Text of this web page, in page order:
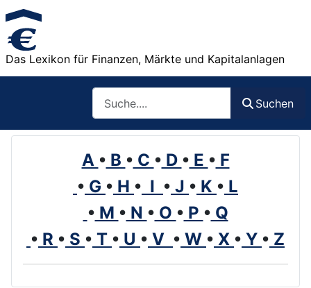
Das Lexikon für Finanzen, Märkte und Kapitalanlagen
Suchen
A • B • C • D • E • F
• G • H • I • J • K • L
• M • N • O • P • Q
• R • S • T • U • V • W • X • Y • Z